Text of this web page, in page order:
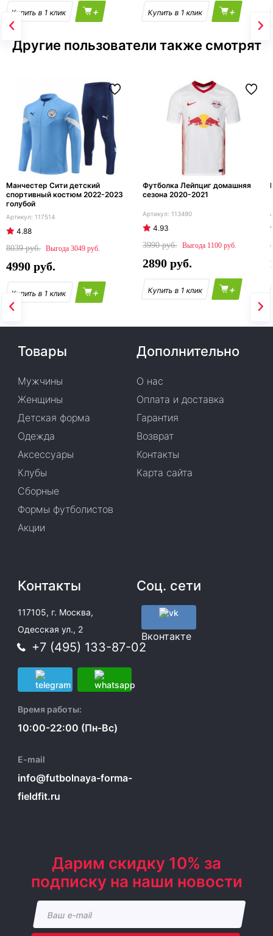
+ +
Другие пользователи также смотрят
Манчестер Сити детский
спортивный костюм 2022-2023
голубой
117514
4.88
8039
3049
4990
+
Футболка Лейпциг домашняя
сезона 2020-2021
113490
4.93
3990
1100
2890
+
Товары
Мужчины
Женщины
Детская форма
Одежда
Аксессуары
Клубы
Сборные
Формы футболистов
Акции
Дополнительно
О нас
Оплата и доставка
Гарантия
Возврат
Контакты
Карта сайта
Контакты
117105, г. Москва,
Одесская ул., 2
+7 (495) 133-87-02
Время работы:
10:00-22:00 (Пн-Вс)
E-mail
info@futbolnaya-forma-
fieldfit.ru
Соц. сети
Вконтакте
Дарим скидку 10% за
подписку на наши новости